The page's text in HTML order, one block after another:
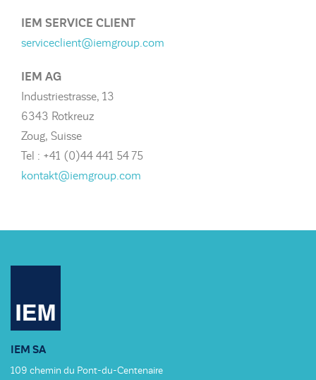
IEM SERVICE CLIENT
serviceclient@iemgroup.com
IEM AG
Industriestrasse, 13
6343 Rotkreuz
Zoug, Suisse
Tel : +41 (0)44 441 54 75
kontakt@iemgroup.com
IEM SA
109 chemin du Pont-du-Centenaire